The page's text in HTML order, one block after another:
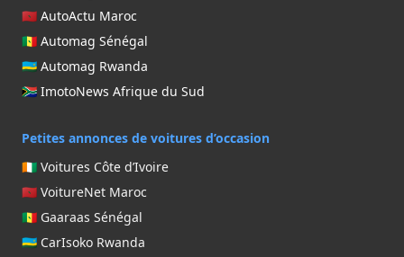
🇲🇦 AutoActu Maroc
🇸🇳 Automag Sénégal
🇷🇼 Automag Rwanda
🇿🇦 ImotoNews Afrique du Sud
Petites annonces de voitures d’occasion
🇨🇮 Voitures Côte d’Ivoire
🇲🇦 VoitureNet Maroc
🇸🇳 Gaaraas Sénégal
🇷🇼 CarIsoko Rwanda